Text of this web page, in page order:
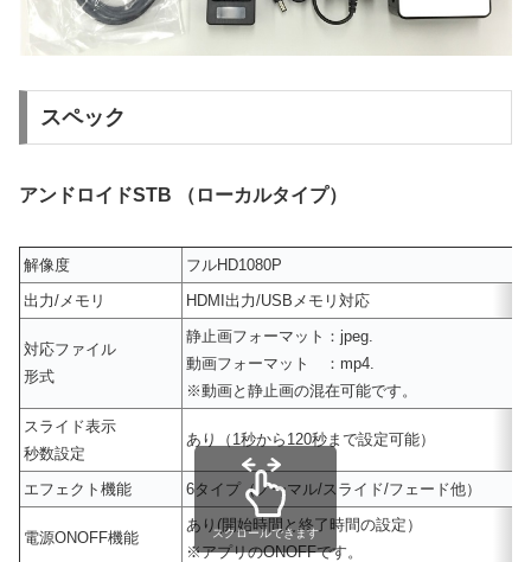
スペック
アンドロイドSTB （ローカルタイプ）
解像度
フルHD1080P
出力/メモリ
HDMI出力/USBメモリ対応
対応ファイル
形式
静止画フォーマット：jpeg.
動画フォーマット ：mp4.
※動画と静止画の混在可能です。
スライド表示
秒数設定
あり（1秒から120秒まで設定可能）
エフェクト機能 6タイプ（ノーマル/スライド/フェード他）
電源ONOFF機能
あり(開始時間と終了時間の設定）
※アプリのONOFFです。
スクロールできます